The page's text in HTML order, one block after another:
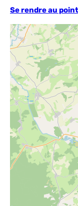
Se rendre au